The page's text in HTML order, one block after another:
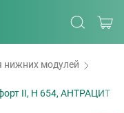
модулей
II, H 654, АНТРАЦИТ